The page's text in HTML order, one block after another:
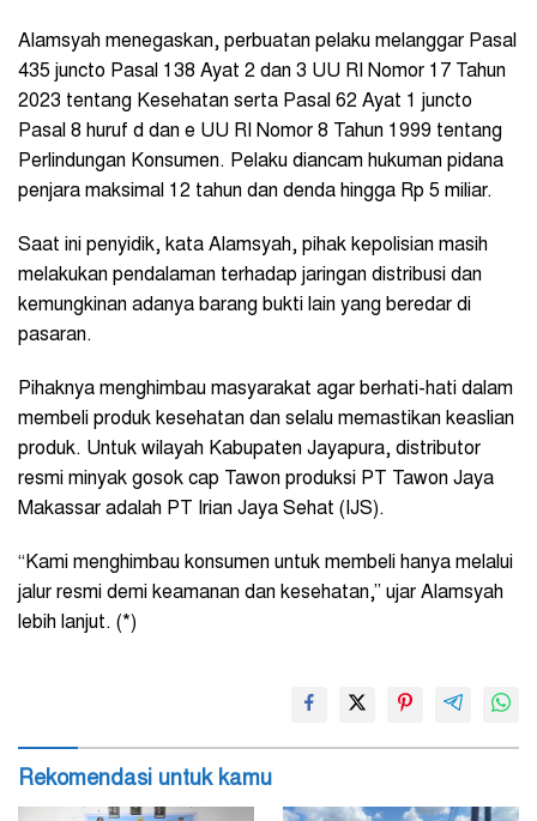
Alamsyah menegaskan, perbuatan pelaku melanggar Pasal
435 juncto Pasal 138 Ayat 2 dan 3 UU RI Nomor 17 Tahun
2023 tentang Kesehatan serta Pasal 62 Ayat 1 juncto
Pasal 8 huruf d dan e UU RI Nomor 8 Tahun 1999 tentang
Perlindungan Konsumen. Pelaku diancam hukuman pidana
penjara maksimal 12 tahun dan denda hingga Rp 5 miliar.
Saat ini penyidik, kata Alamsyah, pihak kepolisian masih
melakukan pendalaman terhadap jaringan distribusi dan
kemungkinan adanya barang bukti lain yang beredar di
pasaran.
Pihaknya menghimbau masyarakat agar berhati-hati dalam
membeli produk kesehatan dan selalu memastikan keaslian
produk. Untuk wilayah Kabupaten Jayapura, distributor
resmi minyak gosok cap Tawon produksi PT Tawon Jaya
Makassar adalah PT Irian Jaya Sehat (IJS).
“Kami menghimbau konsumen untuk membeli hanya melalui
jalur resmi demi keamanan dan kesehatan,” ujar Alamsyah
lebih lanjut. (*)
Rekomendasi untuk kamu